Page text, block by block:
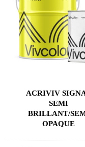
ACRIVIV
SEMI
BRILLANT/
OPAQUE